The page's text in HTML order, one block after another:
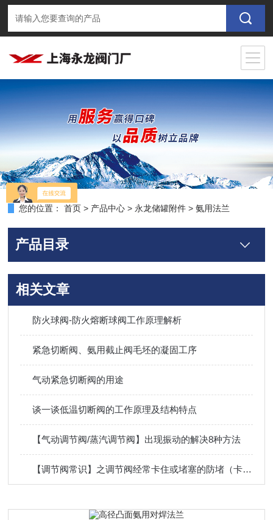
您的位置： 首页 > 产品中心 > 永龙储罐附件 >氨用法兰
产品目录
相关文章
防火球阀-防火熔断球阀工作原理解析
紧急切断阀、氨用截止阀毛坯的凝固工序
气动紧急切断阀的用途
谈一谈低温切断阀的工作原理及结构特点
【气动调节阀/蒸汽调节阀】出现振动的解决8种方法
【调节阀常识】之调节阀经常卡住或堵塞的防堵（卡）6种消除方法